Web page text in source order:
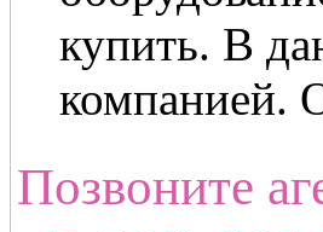
купить. В
компанией.
Позвоните